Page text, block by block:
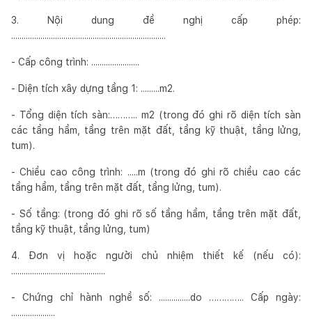
3. Nội dung đề nghị cấp phép:
..........................................................................
- Cấp công trình: .......................
- Diện tích xây dựng tầng 1: .........m2.
- Tổng diện tích sàn:……….. m2 (trong đó ghi rõ diện tích sàn
các tầng hầm, tầng trên mặt đất, tầng kỹ thuật, tầng lửng,
tum).
- Chiều cao công trình: .....m (trong đó ghi rõ chiều cao các
tầng hầm, tầng trên mặt đất, tầng lửng, tum).
- Số tầng: (trong đó ghi rõ số tầng hầm, tầng trên mặt đất,
tầng kỹ thuật, tầng lửng, tum)
4. Đơn vị hoặc người chủ nhiệm thiết kế (nếu có):
.............................................
- Chứng chỉ hành nghề số: ...............do ………….. Cấp ngày:
.....................